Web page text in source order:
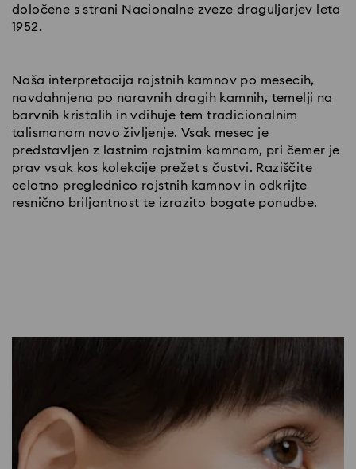
določene s strani Nacionalne zveze draguljarjev leta
1952.
Naša interpretacija rojstnih kamnov po mesecih,
navdahnjena po naravnih dragih kamnih, temelji na
barvnih kristalih in vdihuje tem tradicionalnim
talismanom novo življenje. Vsak mesec je
predstavljen z lastnim rojstnim kamnom, pri čemer je
prav vsak kos kolekcije prežet s čustvi. Raziščite
celotno preglednico rojstnih kamnov in odkrijte
resnično briljantnost te izrazito bogate ponudbe.